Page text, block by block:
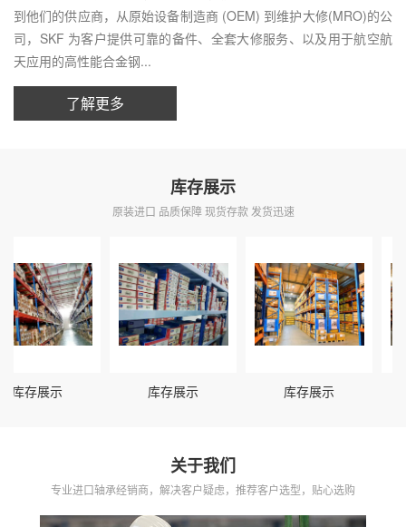
到他们的供应商，从原始设备制造商 (OEM) 到维护大修(MRO)的公
司，SKF 为客户提供可靠的备件、全套大修服务、以及用于航空航
天应用的高性能合金钢...
了解更多
库存展示
原装进口 品质保障 现货存款 发货迅速
展示 库存展示 库存展示
关于我们
专业进口轴承经销商，解决客户疑虑，推荐客户选型，贴心选购